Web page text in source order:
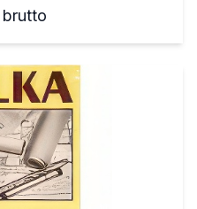
brutto